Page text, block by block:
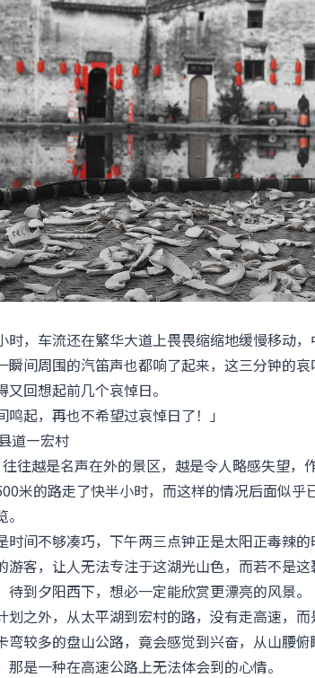
时，车流还在繁华大道上畏畏缩缩地缓慢移动
瞬间周围的汽笛声也都响了起来，这三分钟的
回想起前几个哀悼日。
鸣起，再也不希望过哀悼日了！」
道—宏村
往越是名声在外的景区，越是令人略感失望，
米的路走了快半小时，而这样的情况后面似乎
时间不够凑巧，下午两三点钟正是太阳正毒辣
游客，让人无法专注于这湖光山色，而若不是
到夕阳西下，想必一定能欣赏更漂亮的风景。
划之外，从太平湖到宏村的路，没有走高速，
弯较多的盘山公路，竟会感觉到兴奋，从山腰
是一种在高速公路上无法体会到的心情。